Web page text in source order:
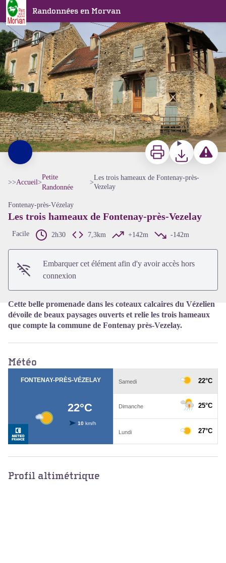
Randonnées en Morvan
Les trois hameaux de Fontenay-près-Vezelay
Maisons calcaires de Soeuvres - Alain Millot
Voir l'image en plein écran
ImprimerTéléchargerSignaler
>>Accueil>
Petite
Randonnée
>
Les trois hameaux de Fontenay-près-
Vezelay
Fontenay-près-Vézelay
Les trois hameaux de Fontenay-près-Vezelay
Facile 2h30 7,3km +142m -142m
Embarquer cet élément afin d'y avoir accès hors
connexion
Cette belle promenade dans les coteaux calcaires du Vézelien
dévoile de beaux paysages ouverts et relie les trois hameaux
que compte la commune de Fontenay près-Vezelay.
Météo
Profil altimétrique